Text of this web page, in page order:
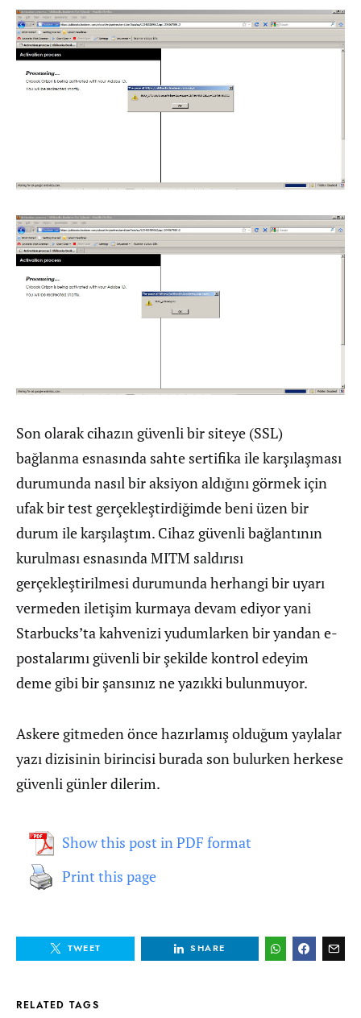
Son olarak cihazın güvenli bir siteye (SSL)
bağlanma esnasında sahte sertifika ile karşılaşması
durumunda nasıl bir aksiyon aldığını görmek için
ufak bir test gerçekleştirdiğimde beni üzen bir
durum ile karşılaştım. Cihaz güvenli bağlantının
kurulması esnasında MITM saldırısı
gerçekleştirilmesi durumunda herhangi bir uyarı
vermeden iletişim kurmaya devam ediyor yani
Starbucks’ta kahvenizi yudumlarken bir yandan e-
postalarımı güvenli bir şekilde kontrol edeyim
deme gibi bir şansınız ne yazıkki bulunmuyor.
Askere gitmeden önce hazırlamış olduğum yaylalar
yazı dizisinin birincisi burada son bulurken herkese
güvenli günler dilerim.
Show this post in PDF format
Print this page
TWEET SHARE
RELATED TAGS